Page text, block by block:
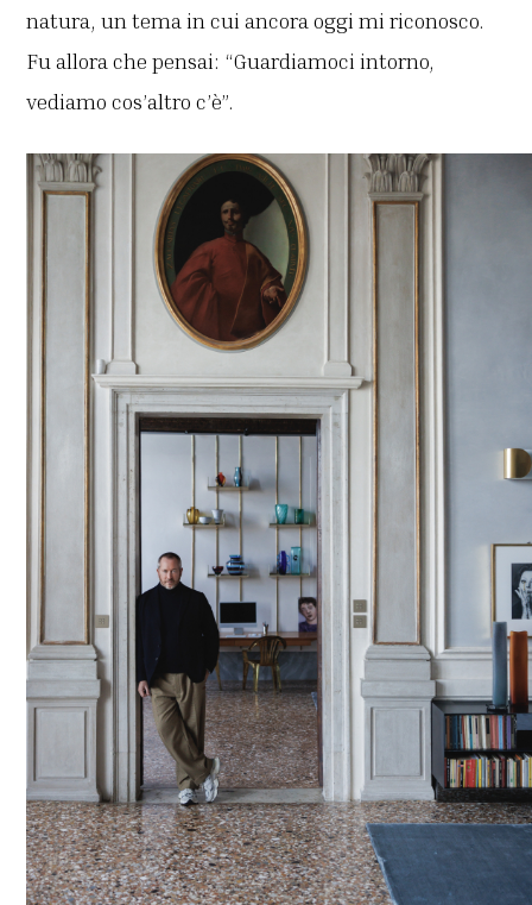
natura, un tema in cui ancora oggi mi riconosco.
Fu allora che pensai: “Guardiamoci intorno,
vediamo cos’altro c’è”.